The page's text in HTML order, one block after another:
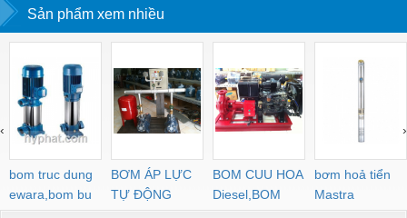
Sản phẩm xem nhiều
bom truc dung
ewara,bom bu
ewara
BƠM ÁP LỰC
TỰ ĐỘNG
BOM CUU HOA
Diesel,BOM
CHUA CHAY
bơm hoả tiển
Mastra
‹ ›